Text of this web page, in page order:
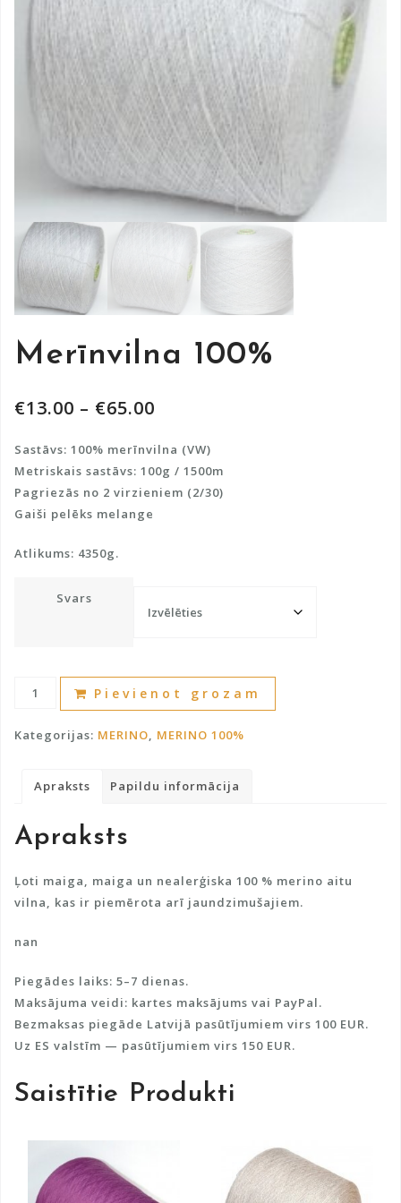
Merīnvilna 100%
€13.00 – €65.00
Sastāvs: 100% merīnvilna (VW)
Metriskais sastāvs: 100g / 1500m
Pagriezās no 2 virzieniem (2/30)
Gaiši pelēks melange
Atlikums: 4350g.
Svars
Merīnvilna
daudzums
Pievienot grozam
v
e
Kategorijas: MERINO, MERINO 100%
Apraksts Papildu informācija
Apraksts
Ļoti maiga, maiga un nealerģiska 100 % merino aitu
vilna, kas ir piemērota arī jaundzimušajiem.
nan
Piegādes laiks: 5–7 dienas.
Maksājuma veidi: kartes maksājums vai PayPal.
Bezmaksas piegāde Latvijā pasūtījumiem virs 100 EUR.
Uz ES valstīm — pasūtījumiem virs 150 EUR.
Saistītie Produkti